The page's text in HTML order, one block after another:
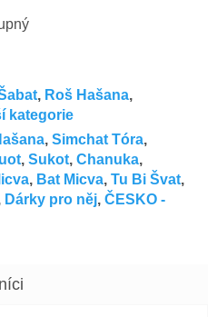
, Roš Hašana,
kategorie
, Simchat Tóra,
, Sukot, Chanuka,
, Bat Micva, Tu Bi Švat,
Dárky pro něj, ČESKO -